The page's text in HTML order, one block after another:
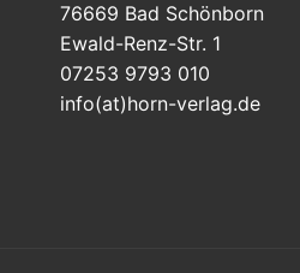
76669 Bad Schönborn
Ewald-Renz-Str. 1
07253 9793 010
info(at)horn-verlag.de